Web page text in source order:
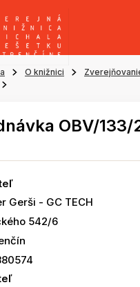
O knižnici
OBV/133/
Gerši - GC TECH
542/6